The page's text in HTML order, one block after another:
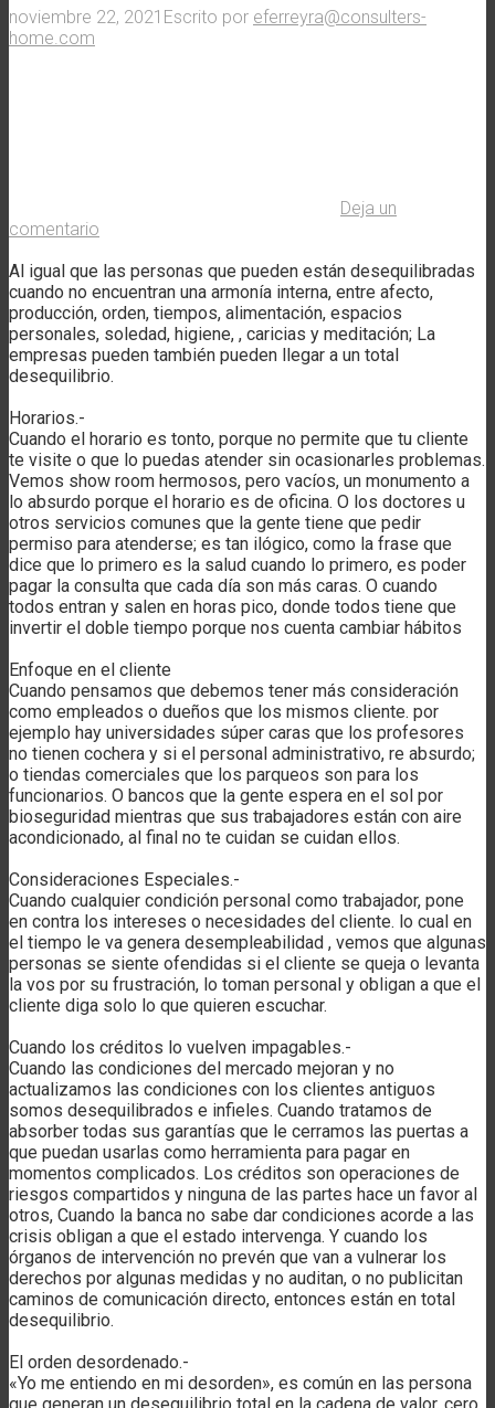
noviembre 22, 2021 Escrito por eferreyra@consulters-
home.com
Deja un
comentario
Al igual que las personas que pueden están desequilibradas
cuando no encuentran una armonía interna, entre afecto,
producción, orden, tiempos, alimentación, espacios
personales, soledad, higiene, , caricias y meditación; La
empresas pueden también pueden llegar a un total
desequilibrio.
Horarios.-
Cuando el horario es tonto, porque no permite que tu cliente
te visite o que lo puedas atender sin ocasionarles problemas.
Vemos show room hermosos, pero vacíos, un monumento a
lo absurdo porque el horario es de oficina. O los doctores u
otros servicios comunes que la gente tiene que pedir
permiso para atenderse; es tan ilógico, como la frase que
dice que lo primero es la salud cuando lo primero, es poder
pagar la consulta que cada día son más caras. O cuando
todos entran y salen en horas pico, donde todos tiene que
invertir el doble tiempo porque nos cuenta cambiar hábitos
Enfoque en el cliente
Cuando pensamos que debemos tener más consideración
como empleados o dueños que los mismos cliente. por
ejemplo hay universidades súper caras que los profesores
no tienen cochera y si el personal administrativo, re absurdo;
o tiendas comerciales que los parqueos son para los
funcionarios. O bancos que la gente espera en el sol por
bioseguridad mientras que sus trabajadores están con aire
acondicionado, al final no te cuidan se cuidan ellos.
Consideraciones Especiales.-
Cuando cualquier condición personal como trabajador, pone
en contra los intereses o necesidades del cliente. lo cual en
el tiempo le va genera desempleabilidad , vemos que algunas
personas se siente ofendidas si el cliente se queja o levanta
la vos por su frustración, lo toman personal y obligan a que el
cliente diga solo lo que quieren escuchar.
Cuando los créditos lo vuelven impagables.-
Cuando las condiciones del mercado mejoran y no
actualizamos las condiciones con los clientes antiguos
somos desequilibrados e infieles. Cuando tratamos de
absorber todas sus garantías que le cerramos las puertas a
que puedan usarlas como herramienta para pagar en
momentos complicados. Los créditos son operaciones de
riesgos compartidos y ninguna de las partes hace un favor al
otros, Cuando la banca no sabe dar condiciones acorde a las
crisis obligan a que el estado intervenga. Y cuando los
órganos de intervención no prevén que van a vulnerar los
derechos por algunas medidas y no auditan, o no publicitan
caminos de comunicación directo, entonces están en total
desequilibrio.
El orden desordenado.-
«Yo me entiendo en mi desorden», es común en las persona